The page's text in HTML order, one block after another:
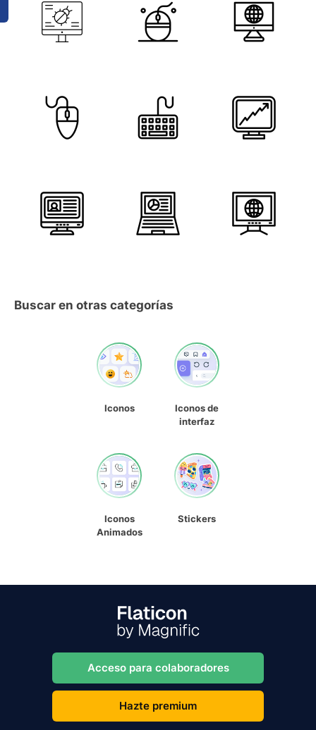
Buscar en otras categorías
Iconos
Iconos de
interfaz
Iconos
Animados
Stickers
Acceso para colaboradores
Hazte premium